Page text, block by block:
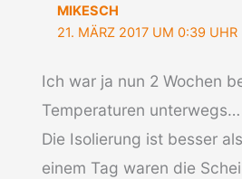
MIKESCH
21. MÄRZ 2017 UM 0:39 UHR
Ich war ja nun 2 Wochen
Temperaturen unterwegs…
Die Isolierung ist besser
einem Tag waren die